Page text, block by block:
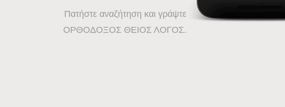
Πατήστε αναζήτηση και γράψτε
ΟΡΘΟΔΟΞΟΣ ΘΕΙΟΣ ΛΟΓΟΣ.